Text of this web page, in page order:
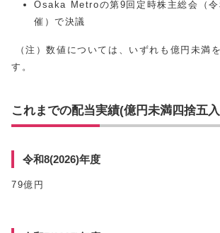
Osaka Metroの第9回定時株主総会（令
催）で決議
（注）数値については、いずれも億円未満
す。
これまでの配当実績(億円未満四捨五
令和8(2026)年度
79億円